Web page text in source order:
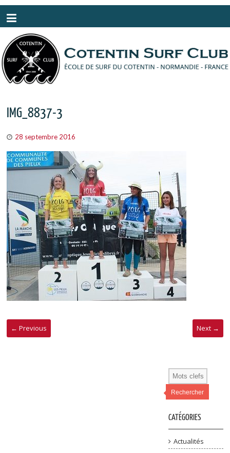
IMG_8837-3
28 septembre 2016
← Previous Next →
Rechercher
CATÉGORIES
Actualités
Panneau de gestion des cookies